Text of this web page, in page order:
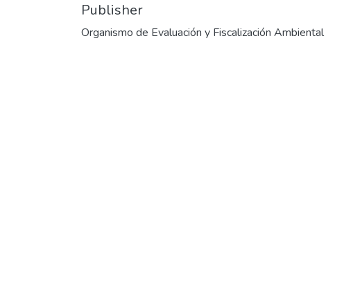
Publisher
Organismo de Evaluación y Fiscalización Ambiental